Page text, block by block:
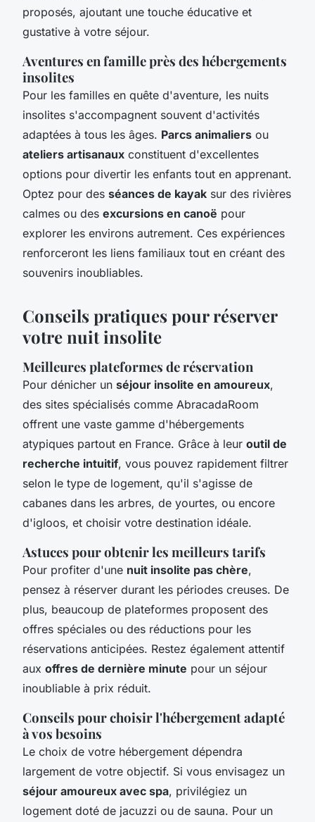
proposés, ajoutant une touche éducative et
gustative à votre séjour.
Aventures en famille près des hébergements
insolites
Pour les familles en quête d'aventure, les nuits
insolites s'accompagnent souvent d'activités
adaptées à tous les âges. Parcs animaliers ou
ateliers artisanaux constituent d'excellentes
options pour divertir les enfants tout en apprenant.
Optez pour des séances de kayak sur des rivières
calmes ou des excursions en canoë pour
explorer les environs autrement. Ces expériences
renforceront les liens familiaux tout en créant des
souvenirs inoubliables.
Conseils pratiques pour réserver
votre nuit insolite
Meilleures plateformes de réservation
Pour dénicher un séjour insolite en amoureux,
des sites spécialisés comme AbracadaRoom
offrent une vaste gamme d'hébergements
atypiques partout en France. Grâce à leur outil de
recherche intuitif, vous pouvez rapidement filtrer
selon le type de logement, qu'il s'agisse de
cabanes dans les arbres, de yourtes, ou encore
d'igloos, et choisir votre destination idéale.
Astuces pour obtenir les meilleurs tarifs
Pour profiter d'une nuit insolite pas chère,
pensez à réserver durant les périodes creuses. De
plus, beaucoup de plateformes proposent des
offres spéciales ou des réductions pour les
réservations anticipées. Restez également attentif
aux offres de dernière minute pour un séjour
inoubliable à prix réduit.
Conseils pour choisir l'hébergement adapté
à vos besoins
Le choix de votre hébergement dépendra
largement de votre objectif. Si vous envisagez un
séjour amoureux avec spa, privilégiez un
logement doté de jacuzzi ou de sauna. Pour un